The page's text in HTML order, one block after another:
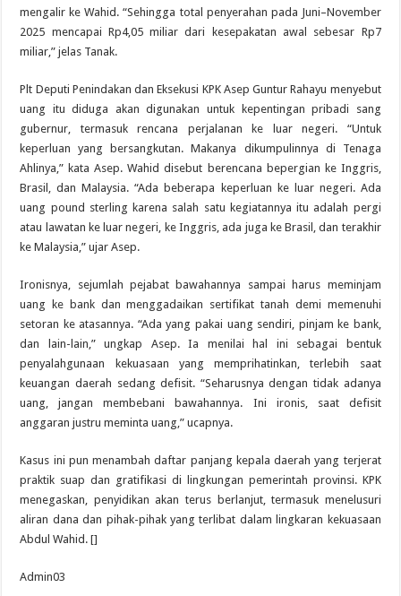
mengalir ke Wahid. “Sehingga total penyerahan pada Juni–November
2025 mencapai Rp4,05 miliar dari kesepakatan awal sebesar Rp7
miliar,” jelas Tanak.
Plt Deputi Penindakan dan Eksekusi KPK Asep Guntur Rahayu menyebut
uang itu diduga akan digunakan untuk kepentingan pribadi sang
gubernur, termasuk rencana perjalanan ke luar negeri. “Untuk
keperluan yang bersangkutan. Makanya dikumpulinnya di Tenaga
Ahlinya,” kata Asep. Wahid disebut berencana bepergian ke Inggris,
Brasil, dan Malaysia. “Ada beberapa keperluan ke luar negeri. Ada
uang pound sterling karena salah satu kegiatannya itu adalah pergi
atau lawatan ke luar negeri, ke Inggris, ada juga ke Brasil, dan terakhir
ke Malaysia,” ujar Asep.
Ironisnya, sejumlah pejabat bawahannya sampai harus meminjam
uang ke bank dan menggadaikan sertifikat tanah demi memenuhi
setoran ke atasannya. “Ada yang pakai uang sendiri, pinjam ke bank,
dan lain-lain,” ungkap Asep. Ia menilai hal ini sebagai bentuk
penyalahgunaan kekuasaan yang memprihatinkan, terlebih saat
keuangan daerah sedang defisit. “Seharusnya dengan tidak adanya
uang, jangan membebani bawahannya. Ini ironis, saat defisit
anggaran justru meminta uang,” ucapnya.
Kasus ini pun menambah daftar panjang kepala daerah yang terjerat
praktik suap dan gratifikasi di lingkungan pemerintah provinsi. KPK
menegaskan, penyidikan akan terus berlanjut, termasuk menelusuri
aliran dana dan pihak-pihak yang terlibat dalam lingkaran kekuasaan
Abdul Wahid. []
Admin03